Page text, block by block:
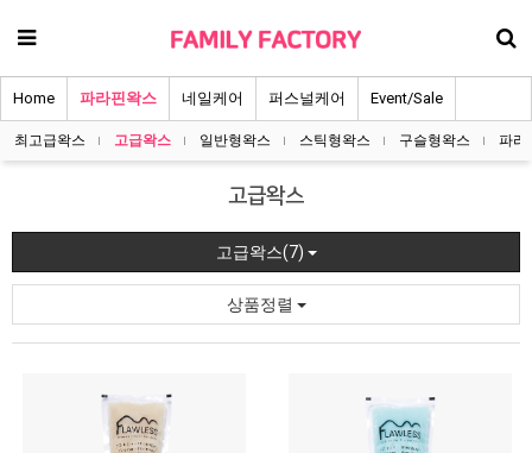
Home 파라핀왁스 네일케어 퍼스널케어 Event/Sale
최고급왁스 고급왁스 일반형왁스 스틱형왁스 구슬형왁스 파라
고급왁스
고급왁스(7)
상품정렬